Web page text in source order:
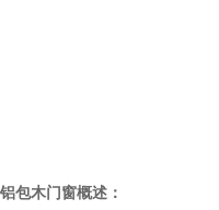
铝包木门窗概述：